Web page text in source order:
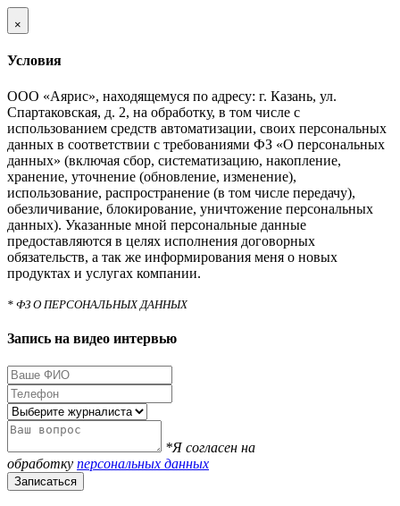
×
Условия
ООО «Аярис», находящемуся по адресу: г. Казань, ул.
Спартаковская, д. 2, на обработку, в том числе с
использованием средств автоматизации, своих персональных
данных в соответствии с требованиями ФЗ «О персональных
данных» (включая сбор, систематизацию, накопление,
хранение, уточнение (обновление, изменение),
использование, распространение (в том числе передачу),
обезличивание, блокирование, уничтожение персональных
данных). Указанные мной персональные данные
предоставляются в целях исполнения договорных
обязательств, а так же информирования меня о новых
продуктах и услугах компании.
* ФЗ О ПЕРСОНАЛЬНЫХ ДАННЫХ
Запись на видео интервью
*Я согласен на
обработку персональных данных
Записаться